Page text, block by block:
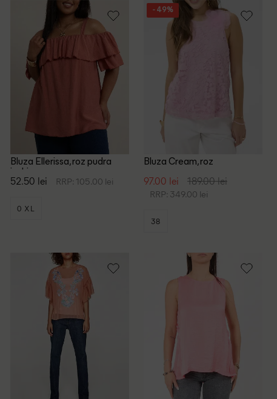
Bluza Ellerissa, roz pudra
inchis
52.50 lei RRP: 105.00 lei
0 XL
- 49%
Bluza Cream, roz
97.00 lei 189.00 lei
RRP: 349.00 lei
38